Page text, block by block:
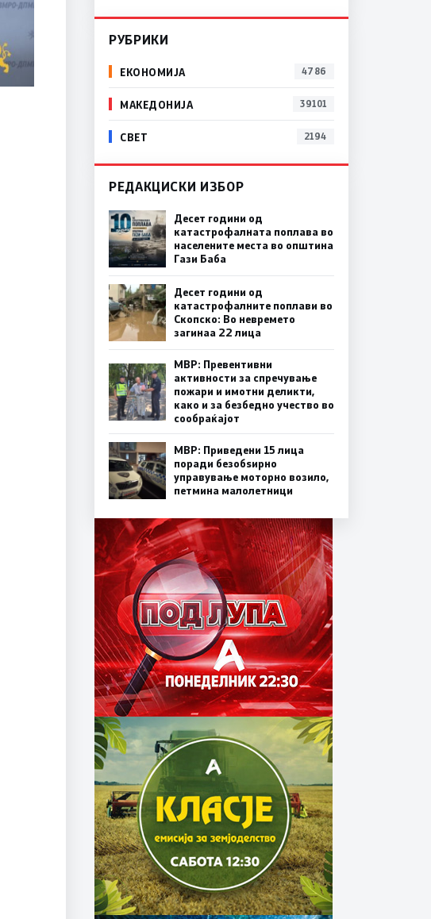
РУБРИКИ
ЕКОНОМИЈА 4786
МАКЕДОНИЈА 39101
СВЕТ 2194
РЕДАКЦИСКИ ИЗБОР
Десет години од
катастрофалната поплава во
населените места во општина
Гази Баба
Десет години од
катастрофалните поплави во
Скопско: Во невремето
загинаа 22 лица
МВР: Превентивни
активности за спречување
пожари и имотни деликти,
како и за безбедно учество во
сообраќајот
МВР: Приведени 15 лица
поради безобѕирно
управување моторно возило,
петмина малолетници